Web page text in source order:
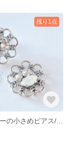
残り1点